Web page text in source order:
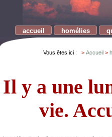
accueil homélies
Vous êtes ici : Accueil
Il y a une
vie.